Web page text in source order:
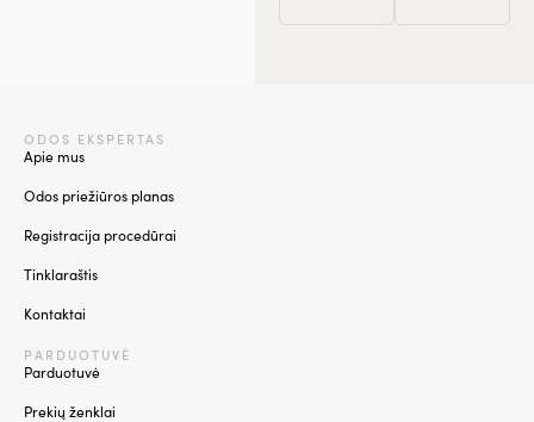
ODOS EKSPERTAS
Apie mus
Odos priežiūros planas
Registracija procedūrai
Tinklaraštis
Kontaktai
PARDUOTUVĖ
Parduotuvė
Prekių ženklai